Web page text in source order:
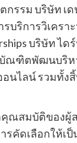
รรม บริษัท เ
รบริการวิเคร
บริษัท
ณฑิตพัฒนบริห
นไลน์ รวมทั้ง
ณสมบัติของผู้ส
รคัดเลือกให้เ